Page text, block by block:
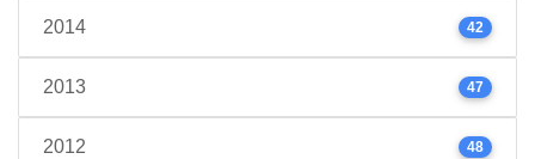
2014 42
2013 47
2012 48